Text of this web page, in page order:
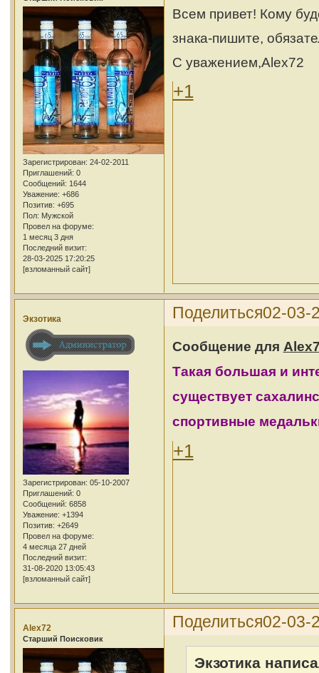
Зарегистрирован: 24-02-2011
Приглашений: 0
Сообщений: 1644
Уважение: +686
Позитив: +695
Пол: Мужской
Провел на форуме:
1 месяц 3 дня
Последний визит:
28-03-2025 17:20:25
[взломанный сайт]
Всем привет! Кому
знака-пишите,
С уважением,Alex72
+1
Поделиться02-03-
Экзотика
Зарегистрирован: 05-10-2007
Приглашений: 0
Сообщений: 6858
Уважение: +1394
Позитив: +2649
Провел на форуме:
4 месяца 27 дней
Последний визит:
31-08-2020 13:05:43
[взломанный сайт]
Сообщение для
Такая большая и
существует
спортивные
+1
Поделиться02-03-
Alex72
Cтарший Поисковик
Экзотика